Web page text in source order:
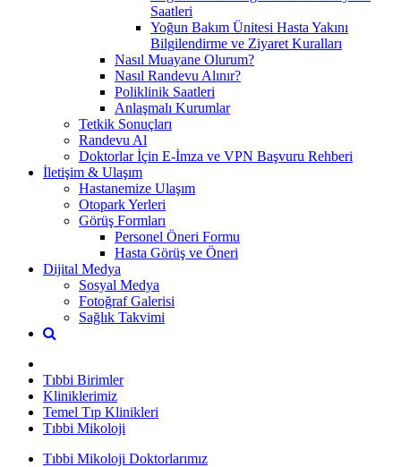
Saatleri
Yoğun Bakım Ünitesi Hasta Yakını
Bilgilendirme ve Ziyaret Kuralları
Nasıl Muayane Olurum?
Nasıl Randevu Alınır?
Poliklinik Saatleri
Anlaşmalı Kurumlar
Tetkik Sonuçları
Randevu Al
Doktorlar İçin E-İmza ve VPN Başvuru Rehberi
İletişim & Ulaşım
Hastanemize Ulaşım
Otopark Yerleri
Görüş Formları
Personel Öneri Formu
Hasta Görüş ve Öneri
Dijital Medya
Sosyal Medya
Fotoğraf Galerisi
Sağlık Takvimi
Tıbbi Birimler
Kliniklerimiz
Temel Tıp Klinikleri
Tıbbi Mikoloji
Tıbbi Mikoloji Doktorlarımız